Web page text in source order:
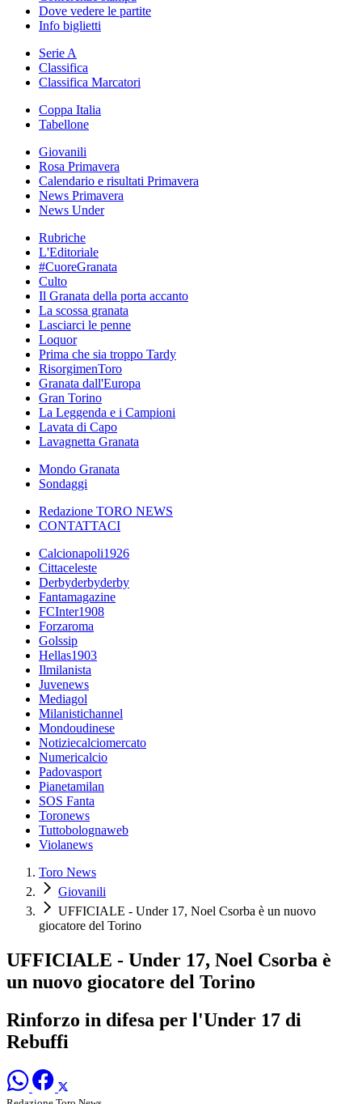
Dove vedere le partite
Info biglietti
Serie A
Classifica
Classifica Marcatori
Coppa Italia
Tabellone
Giovanili
Rosa Primavera
Calendario e risultati Primavera
News Primavera
News Under
Rubriche
L'Editoriale
#CuoreGranata
Culto
Il Granata della porta accanto
La scossa granata
Lasciarci le penne
Loquor
Prima che sia troppo Tardy
RisorgimenToro
Granata dall'Europa
Gran Torino
La Leggenda e i Campioni
Lavata di Capo
Lavagnetta Granata
Mondo Granata
Sondaggi
Redazione TORO NEWS
CONTATTACI
Calcionapoli1926
Cittaceleste
Derbyderbyderby
Fantamagazine
FCInter1908
Forzaroma
Golssip
Hellas1903
Ilmilanista
Juvenews
Mediagol
Milanistichannel
Mondoudinese
Notiziecalciomercato
Numericalcio
Padovasport
Pianetamilan
SOS Fanta
Toronews
Tuttobolognaweb
Violanews
Toro News
Giovanili
UFFICIALE - Under 17, Noel Csorba è un nuovo
giocatore del Torino
UFFICIALE - Under 17, Noel Csorba è
un nuovo giocatore del Torino
Rinforzo in difesa per l'Under 17 di
Rebuffi